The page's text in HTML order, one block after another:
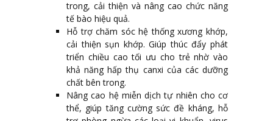
trong, cải thiện và nâng cao chức năng
tế bào hiệu quả.
Hỗ trợ chăm sóc hệ thống xương khớp,
cải thiện sụn khớp. Giúp thúc đẩy phát
triển chiều cao tối ưu cho trẻ nhờ vào
khả năng hấp thụ canxi của các dưỡng
chất bên trong.
Nâng cao hệ miễn dịch tự nhiên cho cơ
thể, giúp tăng cường sức đề kháng, hỗ